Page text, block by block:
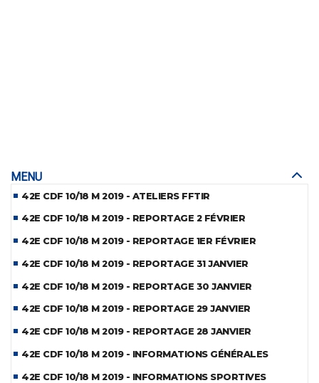
MENU
42E CDF 10/18 M 2019 - ATELIERS FFTIR
42E CDF 10/18 M 2019 - REPORTAGE 2 FÉVRIER
42E CDF 10/18 M 2019 - REPORTAGE 1ER FÉVRIER
42E CDF 10/18 M 2019 - REPORTAGE 31 JANVIER
42E CDF 10/18 M 2019 - REPORTAGE 30 JANVIER
42E CDF 10/18 M 2019 - REPORTAGE 29 JANVIER
42E CDF 10/18 M 2019 - REPORTAGE 28 JANVIER
42E CDF 10/18 M 2019 - INFORMATIONS GÉNÉRALES
42E CDF 10/18 M 2019 - INFORMATIONS SPORTIVES